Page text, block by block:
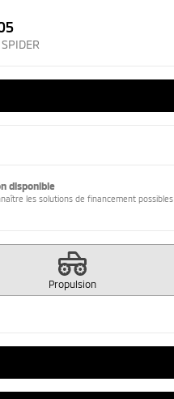
disponible
les solutions de financement possibles
Propulsion